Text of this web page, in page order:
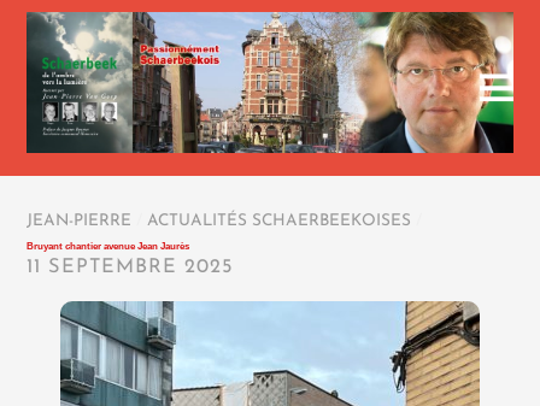
JEAN-PIERRE ACTUALITÉS SCHAERBEEKOISES
Bruyant chantier avenue Jean Jaurès
11 SEPTEMBRE 2025